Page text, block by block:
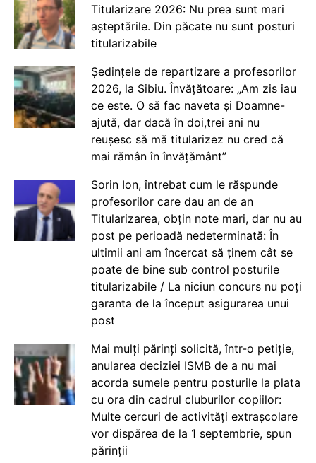
Titularizare 2026: Nu prea sunt mari
așteptările. Din păcate nu sunt posturi
titularizabile
Ședințele de repartizare a profesorilor
2026, la Sibiu. Învățătoare: „Am zis iau
ce este. O să fac naveta și Doamne-
ajută, dar dacă în doi,trei ani nu
reușesc să mă titularizez nu cred că
mai rămân în învățământ”
Sorin Ion, întrebat cum le răspunde
profesorilor care dau an de an
Titularizarea, obțin note mari, dar nu au
post pe perioadă nedeterminată: În
ultimii ani am încercat să ținem cât se
poate de bine sub control posturile
titularizabile / La niciun concurs nu poți
garanta de la început asigurarea unui
post
Mai mulți părinți solicită, într-o petiție,
anularea deciziei ISMB de a nu mai
acorda sumele pentru posturile la plata
cu ora din cadrul cluburilor copiilor:
Multe cercuri de activități extrașcolare
vor dispărea de la 1 septembrie, spun
părinții